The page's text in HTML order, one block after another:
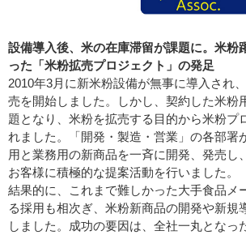
設備導入後、米の在庫滞留が課題に。米粉
った「米粉拡売プロジェクト」の発足
2010年3月に新米粉設備が無事に導入され
売を開始しました。しかし、契約した米粉
題となり、米粉を拡売する目的から米粉プ
れました。「開発・製造・営業」の各部署
用と業務用の新商品を一斉に開発、発売し
お客様に積極的な提案活動を行いました。
結果的に、これまで難しかった大手食品メ
る採用も相次ぎ、米粉新商品の開発や新規
しました。成功の要因は、全社一丸となっ